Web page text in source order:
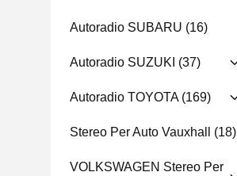
Autoradio SUBARU (16)
Autoradio SUZUKI (37)
Autoradio TOYOTA(169)
Stereo Per Auto Vauxhall (18)
VOLKSWAGEN Stereo Per